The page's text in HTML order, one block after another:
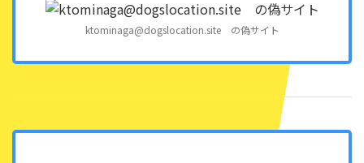
ktominaga@dogslocation.site の偽サイト